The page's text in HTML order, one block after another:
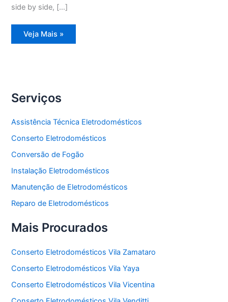
side by side, […]
Assistência
Técnica
Veja Mais »
Serviços
Assistência Técnica Eletrodomésticos
Conserto Eletrodomésticos
Conversão de Fogão
Instalação Eletrodomésticos
Manutenção de Eletrodomésticos
Reparo de Eletrodomésticos
Mais Procurados
Conserto Eletrodomésticos Vila Zamataro
Conserto Eletrodomésticos Vila Yaya
Conserto Eletrodomésticos Vila Vicentina